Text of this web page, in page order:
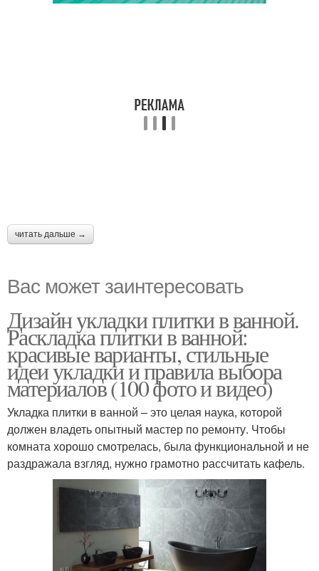
читать дальше →
Вас может заинтересовать
Дизайн укладки плитки в ванной.
Раскладка плитки в ванной:
красивые варианты, стильные
идеи укладки и правила выбора
материалов (100 фото и видео)
Укладка плитки в ванной – это целая наука, которой
должен владеть опытный мастер по ремонту. Чтобы
комната хорошо смотрелась, была функциональной и не
раздражала взгляд, нужно грамотно рассчитать кафель.